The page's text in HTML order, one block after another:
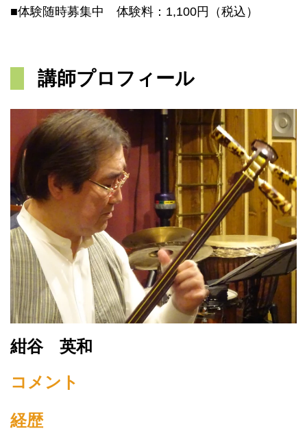
■体験随時募集中 体験料：1,100円（税込）
講師プロフィール
紺谷 英和
コメント
経歴